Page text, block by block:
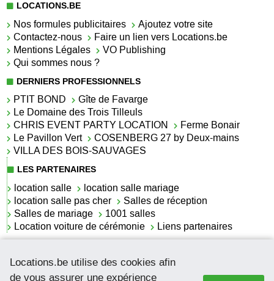
Locations.be utilise des cookies afin
de vous assurer une expérience
LOCATIONS.BE
Nos formules publicitaires
Ajoutez votre site
Contactez-nous
Faire un lien vers Locations.be
Mentions Légales
VO Publishing
Qui sommes nous ?
DERNIERS PROFESSIONNELS
PTIT BOND
Gîte de Favarge
Le Domaine des Trois Tilleuls
CHRIS EVENT PARTY LOCATION
Ferme Bonair
Le Pavillon Vert
COSENBERG 27 by Deux-mains
VILLA DES BOIS-SAUVAGES
LES PARTENAIRES
location salle
location salle mariage
location salle pas cher
Salles de réception
Salles de mariage
1001 salles
Location voiture de cérémonie
Liens partenaires
La location de lettrage pour mariage
La salle de réception pour mariage en Belgique